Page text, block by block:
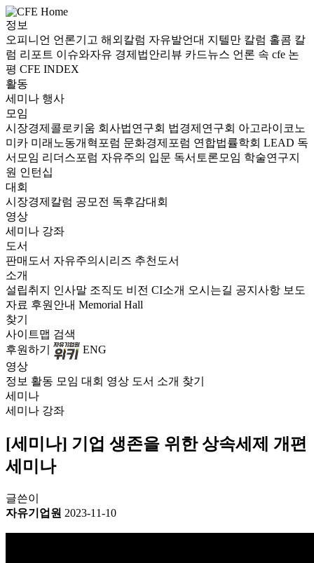
정보
오피니언 언론기고 해외칼럼 자유발언대 지텔만 칼럼 홀콤 칼
럼 리포트 이슈와자유 경제법안리뷰 카드뉴스 언론 속 cfe 논
평 CFE INDEX
활동
세미나 행사
모임
시장경제콜로키움 회사법연구회 법경제연구회 아고라이코노
미카 미래노동개혁포럼 문화경제포럼 연합법률학회 LEAD 독
서모임 리더스포럼 자유주의 입문 독서토론모임 학술연구지
원 인턴십
대회
시장경제칼럼 공모전 독후감대회
영상
세미나 강좌
도서
판매도서 자유주의시리즈 추천도서
소개
설립취지 인사말 조직도 비전 CI소개 오시는길 공지사항 보도
자료 후원안내 Memorial Hall
찾기
사이트맵 검색
후원하기
ENG
영상
정보 활동 모임 대회 영상 도서 소개 찾기
세미나
세미나 강좌
[세미나] 기업 생존을 위한 상속세제 개편
세미나
글쓴이
자유기업원 2023-11-10